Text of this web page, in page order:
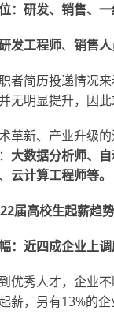
：研发、销售、
发工程师、 销售
者简历投递情况
无明显提升，因此
革新、产业升级
大数据分析师、
、 云计算工程师等。
届高校生起薪趋势
：近四成企业上
优秀人才，企业
薪，另有13%的